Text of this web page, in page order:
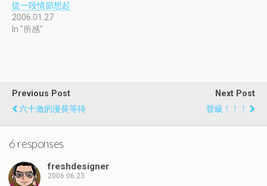
從一段情節想起
2006.01.27
In "所感"
Previous Post
六十激的漫長等待
Next Post
晉級﹗﹗﹗
6 responses
freshdesigner
2006.06.23